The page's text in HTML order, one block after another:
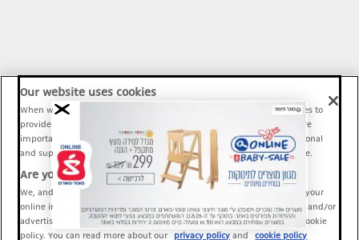
Our website uses cookies
When we provide Maariv, TMI and Sport1 content online, we use cookies to
provide social media features and to analyze our traffic. These tools are
important and necessary for our website functionality. Others are optional
and support Maariv, TMI and Sport1 activity and your online experience.
Are you happy to accept cookies?
We, and our partners, use information about your use of our site and your
online interactions to improve our services and to personalize content and/or
advertising for you. You can read more about our privacy policy and cookie
policy. You can read more about our
privacy policy and cookie policy